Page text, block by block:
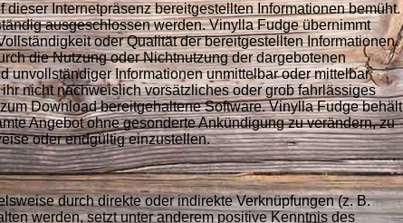
Internetpräsenz bereitgestellten Informationen bemüht.
ausgeschlossen werden. Vinylla Fudge übernimmt
oder Qualität der bereitgestellten Informationen.
die Nutzung oder Nichtnutzung der dargebotenen
unvollständiger Informationen unmittelbar oder mittelbar
nicht nachweislich vorsätzliches oder grob fahrlässiges
Download bereitgehaltene Software. Vinylla Fudge behält
Angebot ohne gesonderte Ankündigung zu verändern, zu
oder endgültig einzustellen.
durch direkte oder indirekte Verknüpfungen (z. B.
werden, setzt unter anderem positive Kenntnis des